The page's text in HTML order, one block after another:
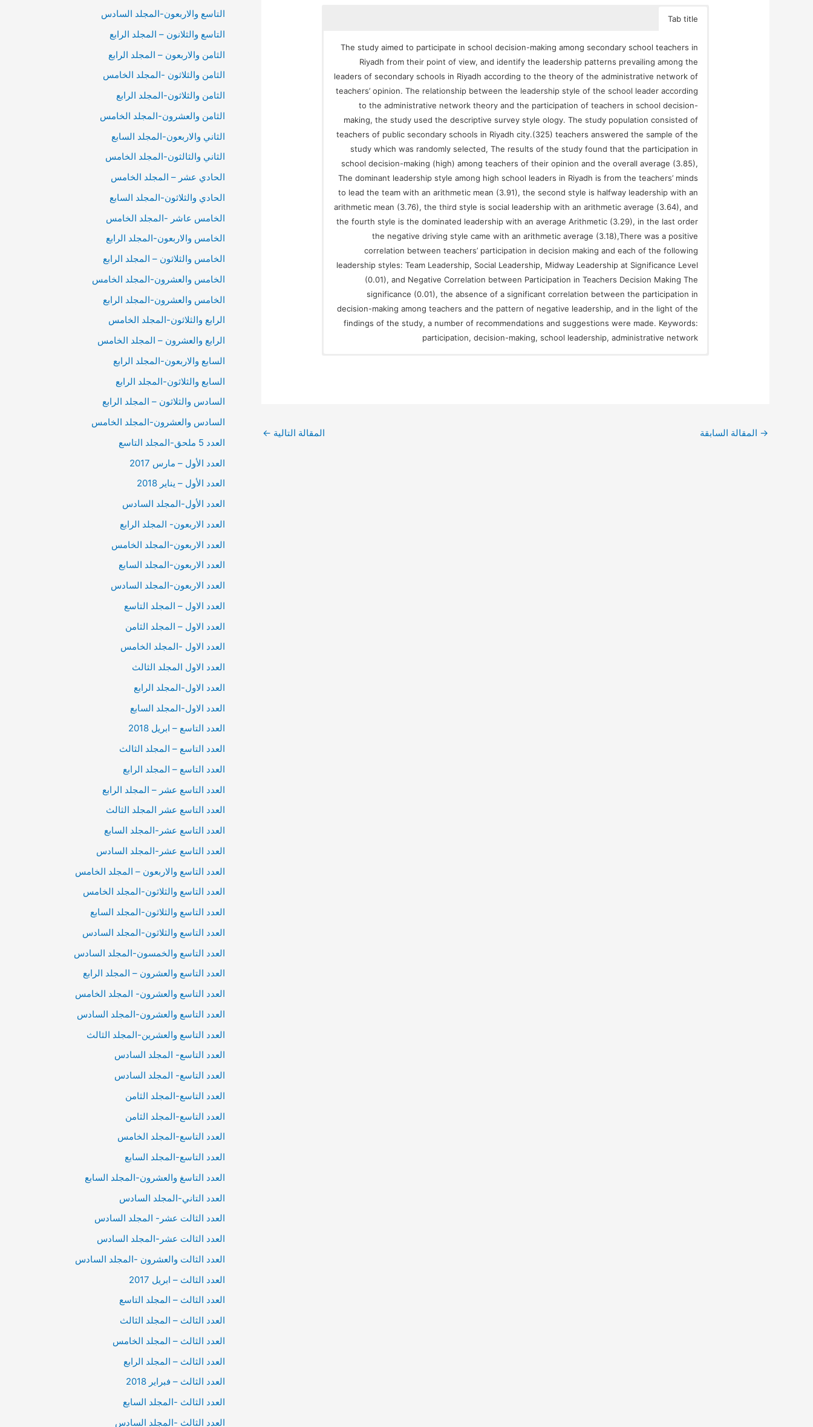
Tab title
The study aimed to participate in school decision-making among secondary school teachers in
Riyadh from their point of view, and identify the leadership patterns prevailing among the
leaders of secondary schools in Riyadh according to the theory of the administrative network of
teachers’ opinion. The relationship between the leadership style of the school leader according
to the administrative network theory and the participation of teachers in school decision-
making, the study used the descriptive survey style ology. The study population consisted of
teachers of public secondary schools in Riyadh city.(325) teachers answered the sample of the
study which was randomly selected, The results of the study found that the participation in
school decision-making (high) among teachers of their opinion and the overall average (3.85),
The dominant leadership style among high school leaders in Riyadh is from the teachers’ minds
to lead the team with an arithmetic mean (3.91), the second style is halfway leadership with an
arithmetic mean (3.76), the third style is social leadership with an arithmetic average (3.64), and
the fourth style is the dominated leadership with an average Arithmetic (3.29), in the last order
the negative driving style came with an arithmetic average (3.18),There was a positive
correlation between teachers’ participation in decision making and each of the following
leadership styles: Team Leadership, Social Leadership, Midway Leadership at Significance Level
(0.01), and Negative Correlation between Participation in Teachers Decision Making The
significance (0.01), the absence of a significant correlation between the participation in
decision-making among teachers and the pattern of negative leadership, and in the light of the
findings of the study, a number of recommendations and suggestions were made. Keywords:
participation, decision-making, school leadership, administrative network
→ المقالة السابقة المقالة التالية ←
التاسع والاربعون-المجلد السادس
التاسع والثلانون – المجلد الرابع
الثامن والاربعون – المجلد الرابع
الثامن والثلاثون -المجلد الخامس
الثامن والثلاثون-المجلد الرابع
الثامن والعشرون-المجلد الخامس
الثاني والاربعون-المجلد السابع
الثاني والثالثون-المجلد الخامس
الحادي عشر – المجلد الخامس
الحادي والثلاثون-المجلد السابع
الخامس عاشر -المجلد الخامس
الخامس والاربعون-المجلد الرابع
الخامس والثلاثون – المجلد الرابع
الخامس والعشرون-المجلد الخامس
الخامس والعشرون-المجلد الرابع
الرابع والثلاثون-المجلد الخامس
الرابع والعشرون – المجلد الخامس
السابع والاربعون-المجلد الرابع
السابع والثلاثون-المجلد الرابع
السادس والثلاثون – المجلد الرابع
السادس والعشرون-المجلد الخامس
العدد 5 ملحق-المجلد التاسع
العدد الأول – مارس 2017
العدد الأول – يناير 2018
العدد الأول-المجلد السادس
العدد الاربعون- المجلد الرابع
العدد الاربعون-المجلد الخامس
العدد الاربعون-المجلد السابع
العدد الاربعون-المجلد السادس
العدد الاول – المجلد التاسع
العدد الاول – المجلد الثامن
العدد الاول -المجلد الخامس
العدد الاول المجلد الثالث
العدد الاول-المجلد الرابع
العدد الاول-المجلد السابع
العدد التاسع – ابريل 2018
العدد التاسع – المجلد الثالث
العدد التاسع – المجلد الرابع
العدد التاسع عشر – المجلد الرابع
العدد التاسع عشر المجلد الثالث
العدد التاسع عشر-المجلد السابع
العدد التاسع عشر-المجلد السادس
العدد التاسع والاربعون – المجلد الخامس
العدد التاسع والثلاثون-المجلد الخامس
العدد التاسع والثلاثون-المجلد السابع
العدد التاسع والثلاثون-المجلد السادس
العدد التاسع والخمسون-المجلد السادس
العدد التاسع والعشرون – المجلد الرابع
العدد التاسع والعشرون- المجلد الخامس
العدد التاسع والعشرون-المجلد السادس
العدد التاسع والعشرين-المجلد الثالث
العدد التاسع- المجلد السادس
العدد التاسع- المجلد السادس
العدد التاسع-المجلد الثامن
العدد التاسع-المجلد الثامن
العدد التاسع-المجلد الخامس
العدد التاسع-المجلد السابع
العدد التاسغ والعشرون-المجلد السابع
العدد التاني-المجلد السادس
العدد الثالت عشر- المجلد السادس
العدد الثالت عشر-المجلد السادس
العدد الثالت والعشرون -المجلد السادس
العدد الثالث – ابريل 2017
العدد الثالث – المجلد التاسع
العدد الثالث – المجلد الثالث
العدد الثالث – المجلد الخامس
العدد الثالث – المجلد الرابع
العدد الثالث – فبراير 2018
العدد الثالث -المجلد السابع
العدد الثالث -المجلد السادس